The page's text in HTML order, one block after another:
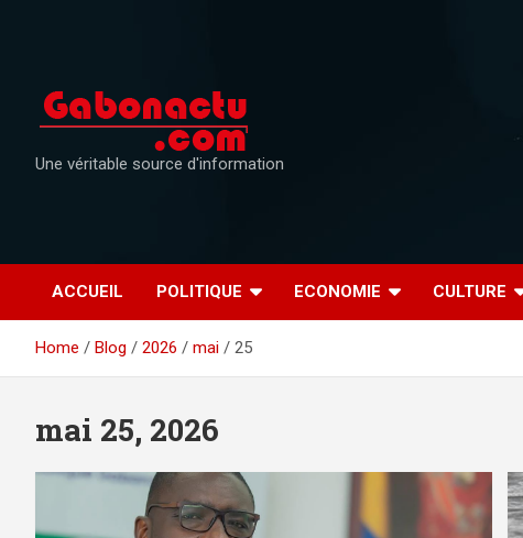
Une véritable source d'information
ACCUEIL POLITIQUE ECONOMIE CULTURE
Home Blog 2026 mai 25
mai 25, 2026